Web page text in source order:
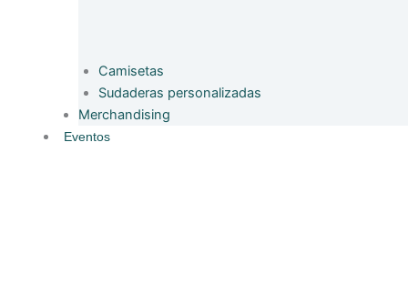
Camisetas
Sudaderas personalizadas
Merchandising
Eventos